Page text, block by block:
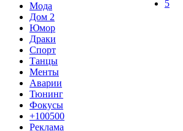
Мода
Дом 2
Юмор
Драки
Спорт
Танцы
Менты
Аварии
Тюнинг
Фокусы
+100500
Реклама
5